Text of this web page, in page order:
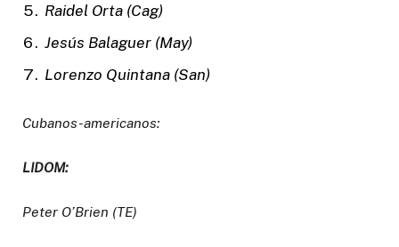
Raidel Orta (Cag)
Jesús Balaguer (May)
Lorenzo Quintana (San)
Cubanos-americanos:
LIDOM:
Peter O’Brien (TE)